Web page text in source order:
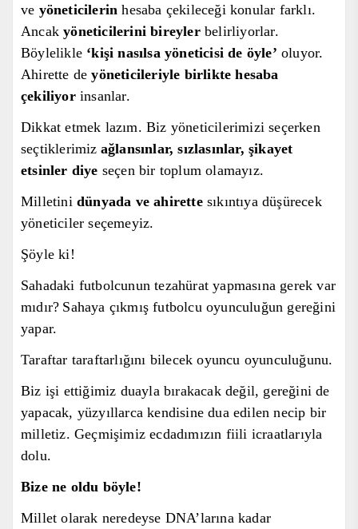
ve yöneticilerin hesaba çekileceği konular farklı.
Ancakyöneticilerini bireylerbelirliyorlar.
Böylelikle ‘kişi nasılsa yöneticisi de öyle’ oluyor.
Ahirette deyöneticileriyle birlikte hesaba
çekiliyorinsanlar.
Dikkat etmek lazım. Biz yöneticilerimizi seçerken
seçtiklerimiz ağlansınlar, sızlasınlar, şikayet
etsinler diye seçen bir toplum olamayız.
Milletini dünyada ve ahirette sıkıntıya düşürecek
yöneticiler seçemeyiz.
Şöyle ki!
Sahadaki futbolcunun tezahürat yapmasına gerekvar
mıdır? Sahaya çıkmış futbolcu oyunculuğun gereğini
yapar.
Taraftar taraftarlığını bilecek oyuncu oyunculuğunu.
Biz işi ettiğimiz duayla bırakacak değil, gereğini de
yapacak, yüzyıllarca kendisine dua edilen necip bir
milletiz. Geçmişimiz ecdadımızın fiili icraatlarıyla
dolu.
Bize ne oldu böyle!
Millet olarak neredeyse DNA’larına kadar